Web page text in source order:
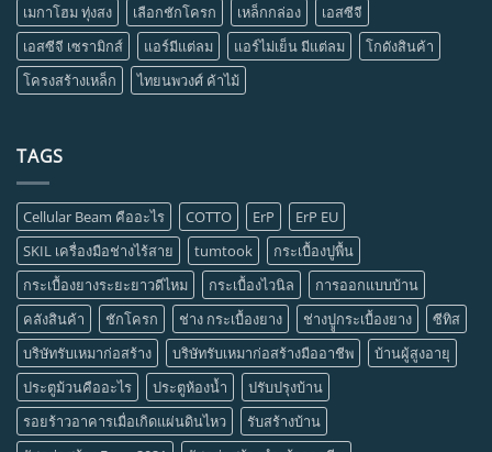
เมกาโฮม ทุ่งสง
เลือกชักโครก เหล็กกล่อง
เอสซีจี
เอสซีจี เซรามิกส์
แอร์มีแต่ลม แอร์ไม่เย็น มีแต่ลม
โกดังสินค้า
โครงสร้างเหล็ก
ไทยนพวงศ์ ค้าไม้
TAGS
Cellular Beam คืออะไร COTTO ErP
ErP EU
SKIL เครื่องมือช่างไร้สาย
tumtook
กระเบื้องปูพื้น
กระเบื้องยางระยะยาวดีไหม
กระเบื้องไวนิล
การออกแบบบ้าน
คลังสินค้า
ชักโครก ช่าง กระเบื้องยาง ช่างปููกระเบื้องยาง
ซีทิส
บริษัทรับเหมาก่อสร้าง
บริษัทรับเหมาก่อสร้างมืออาชีพ
บ้านผู้สูงอายุ
ประตูม้วนคืออะไร
ประตูห้องน้ำ
ปรับปรุงบ้าน
รอยร้าวอาคารเมื่อเกิดแผ่นดินไหว
รับสร้างบ้าน